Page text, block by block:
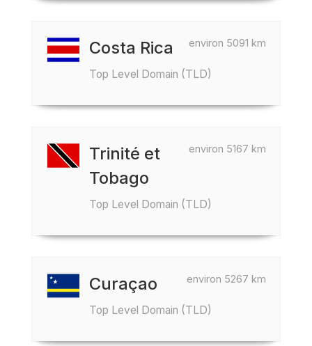
environ 5091 km
Costa Rica
Top Level Domain (TLD)
environ 5167 km
Trinité et
Tobago
Top Level Domain (TLD)
environ 5267 km
Curaçao
Top Level Domain (TLD)